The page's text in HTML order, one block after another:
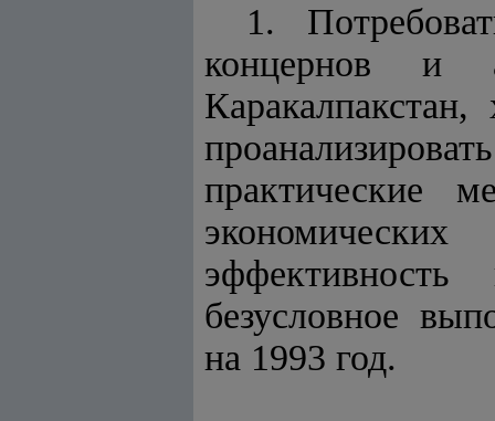
1.
концернов и
практические
безусловное
на 1993 год.